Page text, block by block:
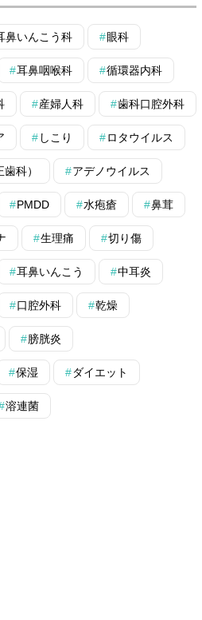
鼻いんこう科 眼科
耳鼻咽喉科 循環器内科
産婦人科 歯科口腔外科
しこり ロタウイルス
科） アデノウイルス
PMDD 水疱瘡 鼻茸
生理痛 切り傷
耳鼻いんこう 中耳炎
口腔外科 乾燥
膀胱炎
保湿 ダイエット
溶連菌